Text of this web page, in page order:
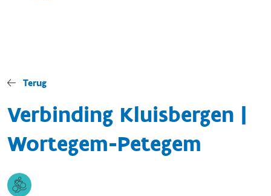
Terug
Verbinding Kluisbergen |
Wortegem-Petegem